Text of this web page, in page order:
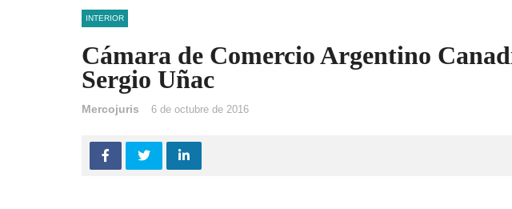
INTERIOR
Cámara de Comercio Argentino
Sergio Uñac
Mercojuris 6 de octubre de 2016